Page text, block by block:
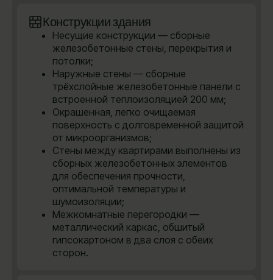
Конструкции здания
Несущие конструкции — сборные
железобетонные стены, перекрытия и
потолки;
Наружные стены — сборные
трёхслойные железобетонные панели с
встроенной теплоизоляцией 200 мм;
Окрашенная, легко очищаемая
поверхность с долговременной защитой
от микроорганизмов;
Стены между квартирами выполнены из
сборных железобетонных элементов
для обеспечения прочности,
оптимальной температуры и
шумоизоляции;
Межкомнатные перегородки —
металлический каркас, обшитый
гипсокартоном в два слоя с обеих
сторон.